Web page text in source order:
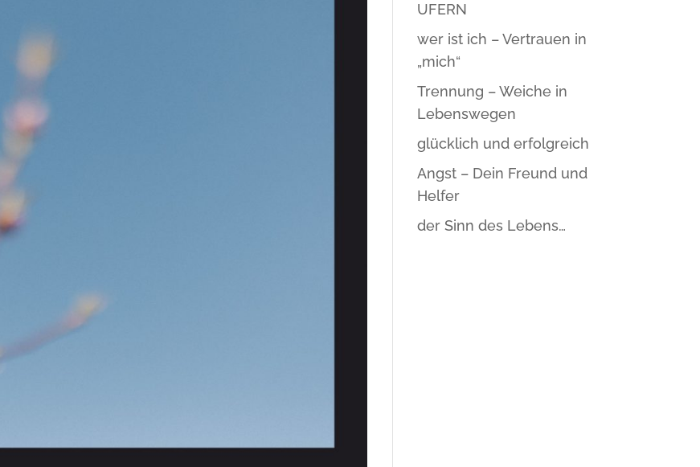
UFERN
wer ist ich – Vertrauen in
„mich“
Trennung – Weiche in
Lebenswegen
glücklich und erfolgreich
Angst – Dein Freund und
Helfer
der Sinn des Lebens…